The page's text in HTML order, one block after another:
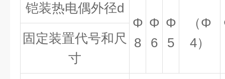
铠装热电偶外径d
Φ
8
Φ
6
Φ
5
（Φ
4）
固定装置代号和尺
寸